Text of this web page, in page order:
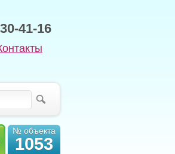
41-16
№ объекта
1053